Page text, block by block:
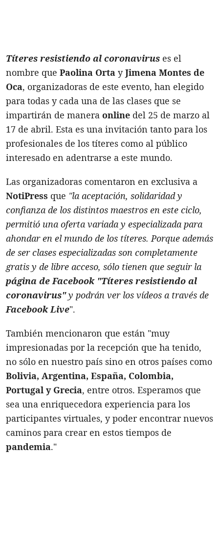
Títeres resistiendo al coronavirus es el
nombre que Paolina Orta yJimena Montes de
Oca, organizadoras de este evento, han elegido
para todas y cada una de las clases que se
impartirán de manera online del 25 de marzo al
17 de abril. Esta es una invitación tanto para los
profesionales de los títeres como al público
interesado en adentrarse a este mundo.
Las organizadoras comentaron en exclusiva a
NotiPress que "la aceptación, solidaridad y
confianza de los distintos maestros en este ciclo,
permitió una oferta variada y especializada para
ahondar en el mundo de los títeres. Porque además
de ser clases especializadas son completamente
gratis y de libre acceso, sólo tienen que seguir la
página de Facebook "Títeres resistiendo al
coronavirus"y podrán ver los vídeos a través de
Facebook Live".
También mencionaron que están "muy
impresionadas por la recepción que ha tenido,
no sólo en nuestro país sino en otros países como
Bolivia, Argentina, España, Colombia,
Portugal y Grecia, entre otros. Esperamos que
sea una enriquecedora experiencia para los
participantes virtuales, y poder encontrar nuevos
caminos para crear en estos tiempos de
pandemia."